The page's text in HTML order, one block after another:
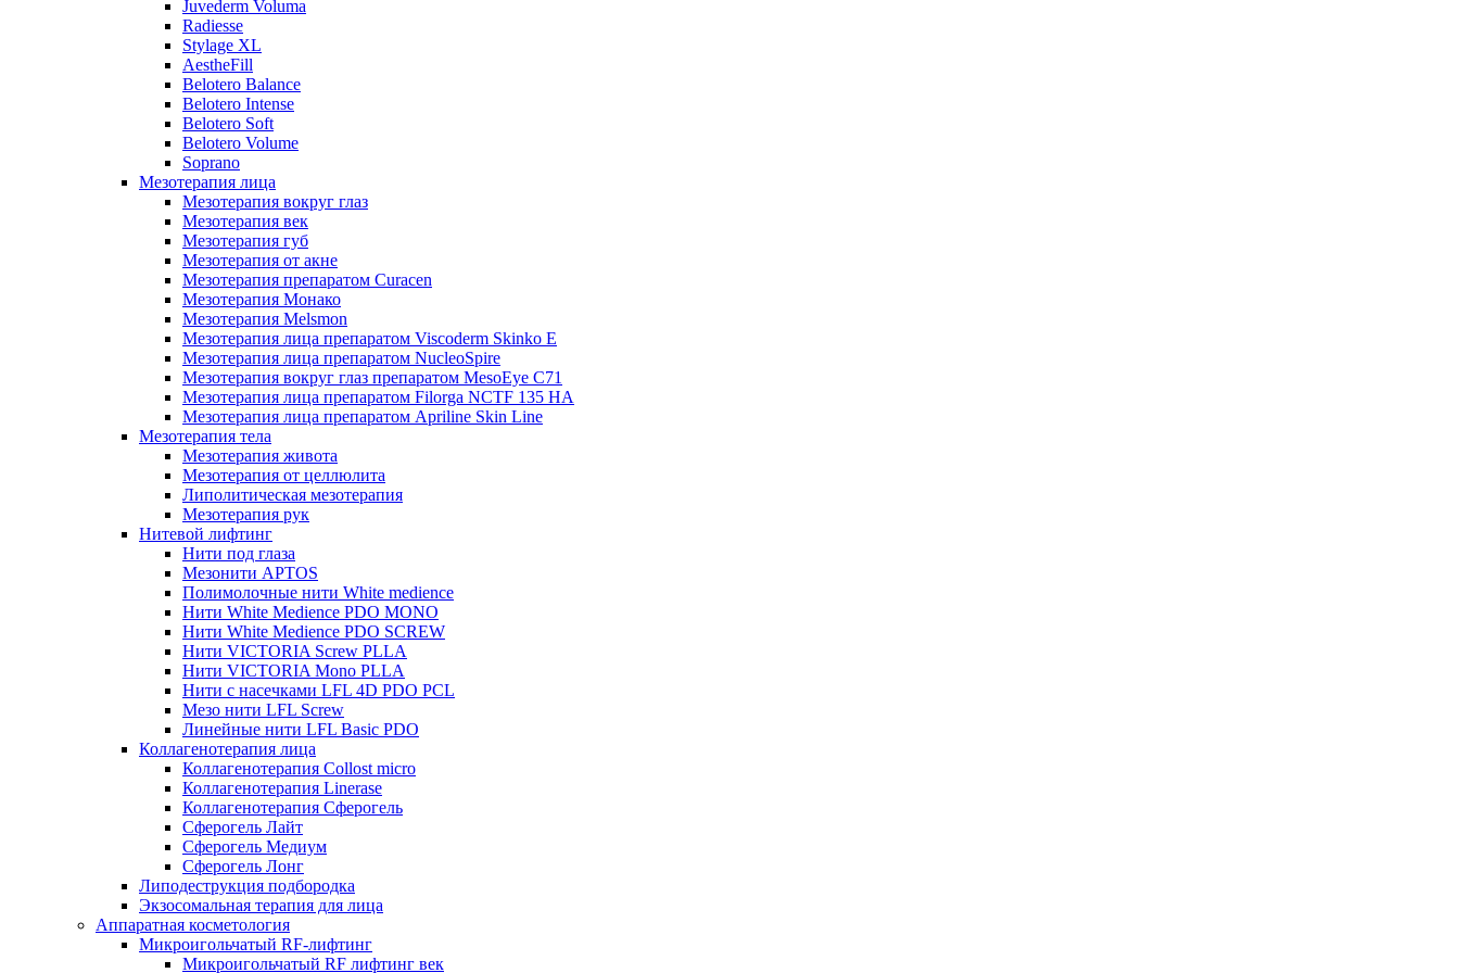
Juvederm Voluma
Radiesse
Stylage XL
AestheFill
Belotero Balance
Belotero Intense
Belotero Soft
Belotero Volume
Soprano
Мезотерапия лица
Мезотерапия вокруг глаз
Мезотерапия век
Мезотерапия губ
Мезотерапия от акне
Мезотерапия препаратом Curacen
Мезотерапия Монако
Мезотерапия Melsmon
Мезотерапия лица препаратом Viscoderm Skinko E
Мезотерапия лица препаратом NucleoSpire
Мезотерапия вокруг глаз препаратом MesoEye С71
Мезотерапия лица препаратом Filorga NCTF 135 HA
Мезотерапия лица препаратом Apriline Skin Line
Мезотерапия тела
Мезотерапия живота
Мезотерапия от целлюлита
Липолитическая мезотерапия
Мезотерапия рук
Нитевой лифтинг
Нити под глаза
Мезонити APTOS
Полимолочные нити White medience
Нити White Medience PDO MONO
Нити White Medience PDO SCREW
Нити VICTORIA Screw PLLA
Нити VICTORIA Mono PLLA
Нити с насечками LFL 4D PDO PCL
Мезо нити LFL Screw
Линейные нити LFL Basic PDO
Коллагенотерапия лица
Коллагенотерапия Collost micro
Коллагенотерапия Linerase
Коллагенотерапия Сферогель
Сферогель Лайт
Сферогель Медиум
Сферогель Лонг
Липодеструкция подбородка
Экзосомальная терапия для лица
Аппаратная косметология
Микроигольчатый RF-лифтинг
Микроигольчатый RF лифтинг век